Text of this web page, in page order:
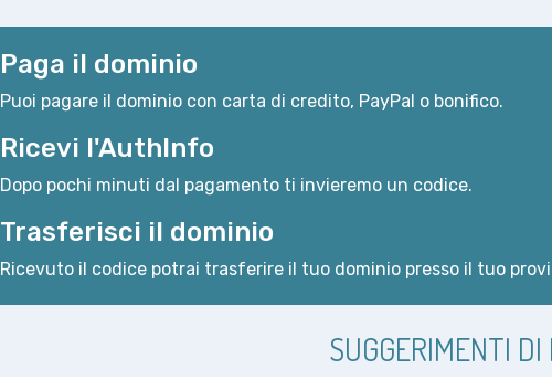
Paga il dominio
Puoi pagare il dominio con carta di credito, PayPal o bonifico.
Ricevi l'AuthInfo
Dopo pochi minuti dal pagamento ti invieremo un codice.
Trasferisci il dominio
Ricevuto il codice potrai trasferire il tuo dominio presso il tuo
SUGGERIMENTI DI